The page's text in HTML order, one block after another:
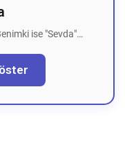
ise "Sevda"…